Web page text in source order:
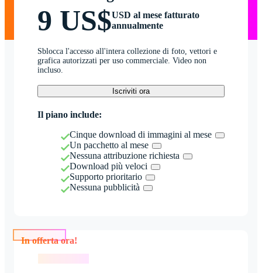
9 US$USD al mese fatturato
annualmente
Sblocca l'accesso all'intera collezione di foto, vettori e
grafica autorizzati per uso commerciale. Video non
incluso.
Iscriviti ora
Il piano include:
Cinque download di immagini al mese
Un pacchetto al mese
Nessuna attribuzione richiesta
Download più veloci
Supporto prioritario
Nessuna pubblicità